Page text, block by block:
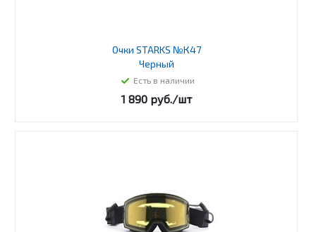
Очки STARKS №К47
Черный
Есть в наличии
1 890 руб./шт